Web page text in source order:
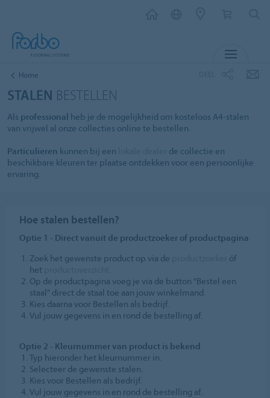
Home
STALEN BESTELLEN
Als professional heb je de mogelijkheid om kosteloos A4-stalen
van vrijwel al onze collecties online te bestellen.
Particulieren kunnen bij een
de collectie en
beschikbare kleuren ter plaatse ontdekken voor een persoonlijke
ervaring.
Hoe stalen bestellen?
Optie 1 - Direct vanuit de productzoeker of productpagina
Zoek het gewenste product op via de
óf
het
Op de productpagina voeg je via de button "Bestel een
staal" direct de staal toe aan jouw winkelmand.
Kies daarna voor Bestellen als bedrijf.
Vul jouw gegevens in en rond de bestelling af.
Optie 2 - Kleurnummer van product is bekend
Typ hieronder het kleurnummer in.
Selecteer de gewenste stalen.
Kies voor Bestellen als bedrijf.
Vul jouw gegevens in en rond de bestelling af.